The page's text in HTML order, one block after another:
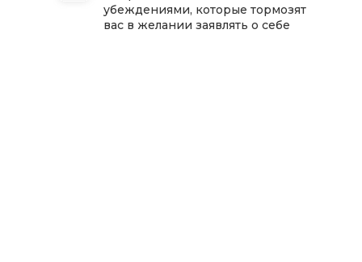
убеждениями, которые тормозят
вас в желании заявлять о себе